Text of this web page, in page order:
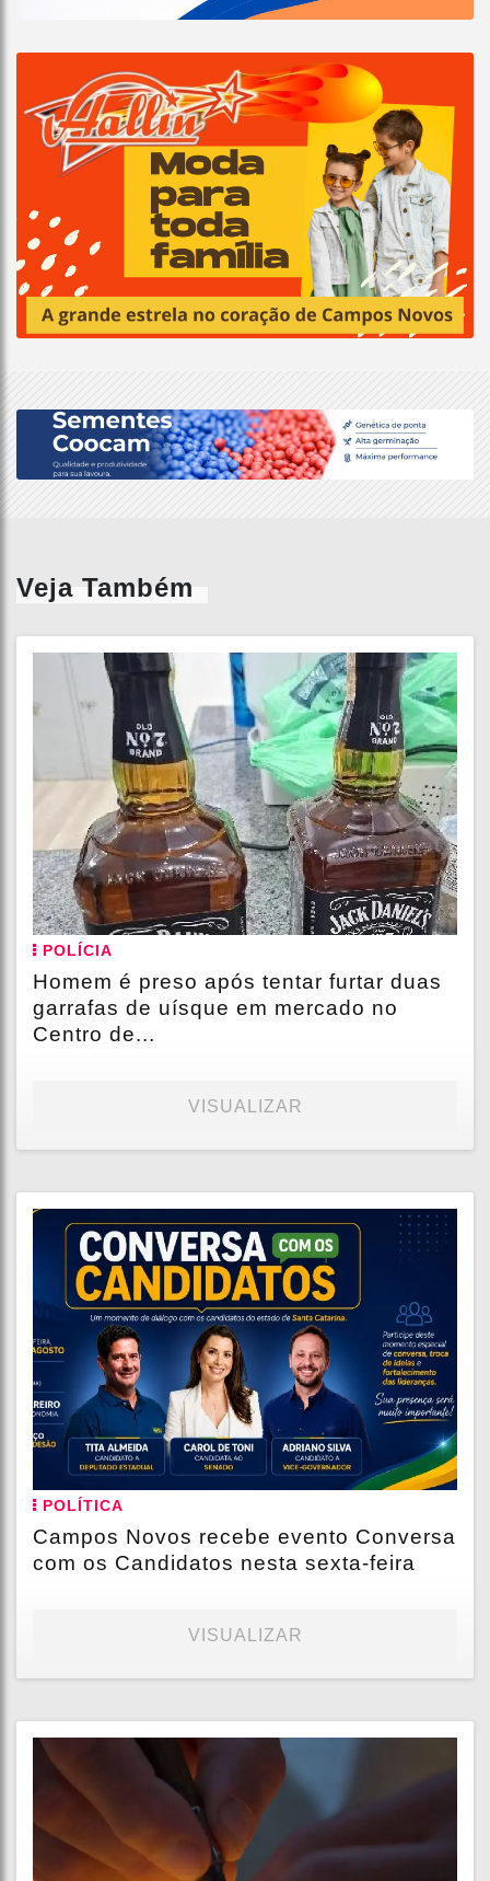
Veja Também
POLÍCIA
Homem é preso após tentar furtar duas
garrafas de uísque em mercado no
Centro de...
VISUALIZAR
POLÍTICA
Campos Novos recebe evento Conversa
com os Candidatos nesta sexta-feira
VISUALIZAR